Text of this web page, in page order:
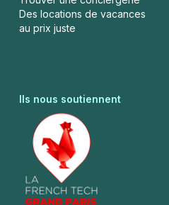
Des locations de vacances
au prix juste
Ils nous soutiennent